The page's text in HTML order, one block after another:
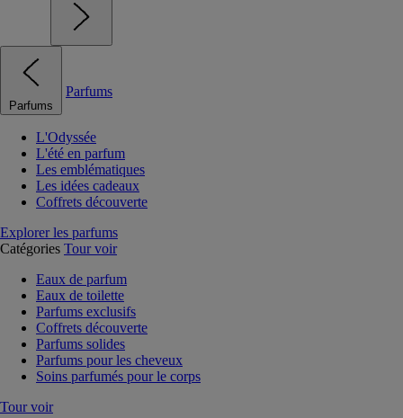
Parfums
Parfums
L'Odyssée
L'été en parfum
Les emblématiques
Les idées cadeaux
Coffrets découverte
Explorer les parfums
Catégories Tour voir
Eaux de parfum
Eaux de toilette
Parfums exclusifs
Coffrets découverte
Parfums solides
Parfums pour les cheveux
Soins parfumés pour le corps
Tour voir